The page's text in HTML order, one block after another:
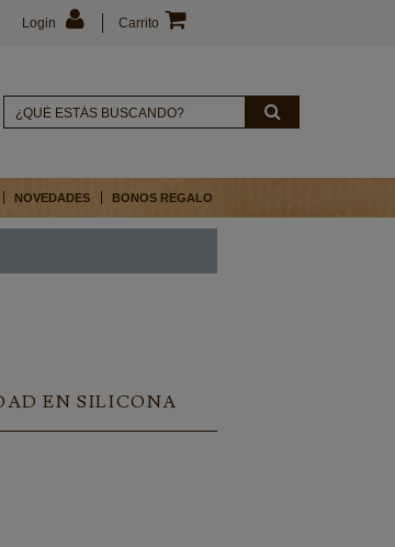
Carrito
Login
NOVEDADES BONOS REGALO
EN SILICONA